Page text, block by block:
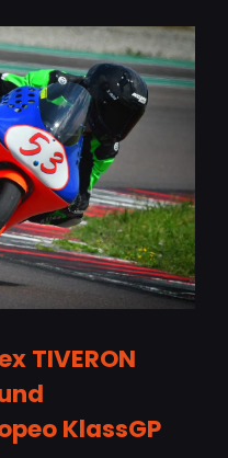
TIVERON
KlassGP